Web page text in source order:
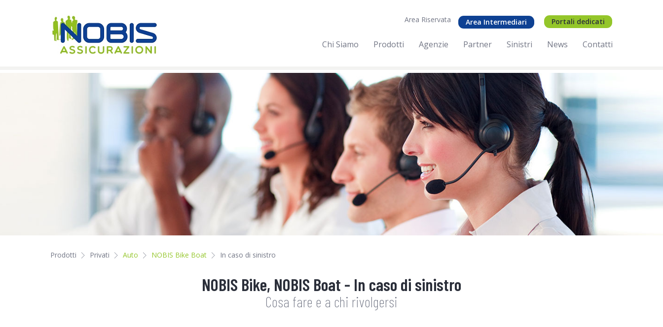
Area Riservata Area Intermediari Portali dedicati
Chi Siamo Prodotti Agenzie Partner Sinistri News Contatti
Prodotti Privati Auto NOBIS Bike Boat In caso di sinistro
NOBIS Bike, NOBIS Boat - In caso di sinistro
Cosa fare e a chi rivolgersi